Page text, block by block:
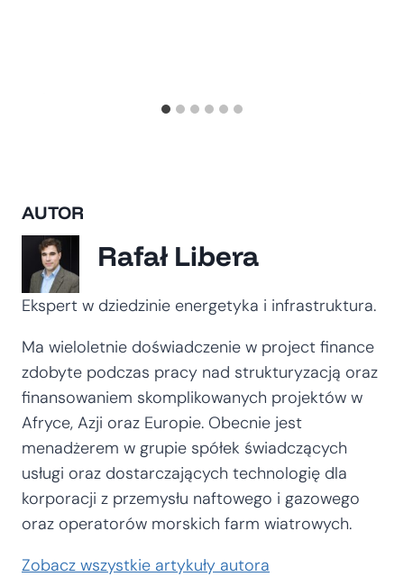
AUTOR
Rafał Libera
Ekspert w dziedzinie energetyka i infrastruktura.
Ma wieloletnie doświadczenie w project finance
zdobyte podczas pracy nad strukturyzacją oraz
finansowaniem skomplikowanych projektów w
Afryce, Azji oraz Europie. Obecnie jest
menadżerem w grupie spółek świadczących
usługi oraz dostarczających technologię dla
korporacji z przemysłu naftowego i gazowego
oraz operatorów morskich farm wiatrowych.
Zobacz wszystkie artykuły autora